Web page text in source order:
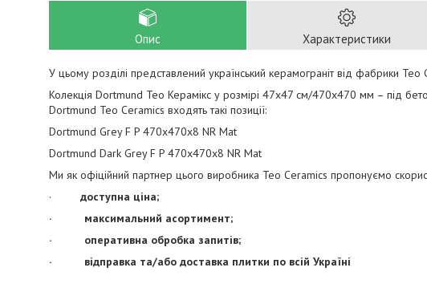
Опис Характеристики
У цьому розділі представлений український керамограніт від фабрики
Колекція Dortmund Тео Керамікс у розмірі 47х47 см/470х470 мм – під
Dortmund Teo Ceramics входять такі позиції:
Dortmund Grey F P 470x470x8 NR Mat
Dortmund Dark Grey F P 470x470x8 NR Mat
Ми як офіційний партнер цього виробника Teo Ceramics пропонуємо
·
доступна ціна;
· максимальний асортимент;
· оперативна обробка запитів;
· відправка та/або доставка плитки по всій Україні